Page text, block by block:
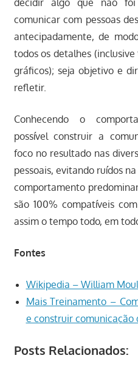
decidir algo que não
comunicar com pessoas
antecipadamente, de
todos os detalhes
gráficos); seja objetivo e
refletir.
Conhecendo o
possível construir a
foco no resultado nas
pessoais, evitando ruídos
comportamento
são 100% compatíveis
assim o tempo todo, em
Fontes
Wikipedia – William
Mais Treinamento –
e construir comunicação
Posts Relacionados: